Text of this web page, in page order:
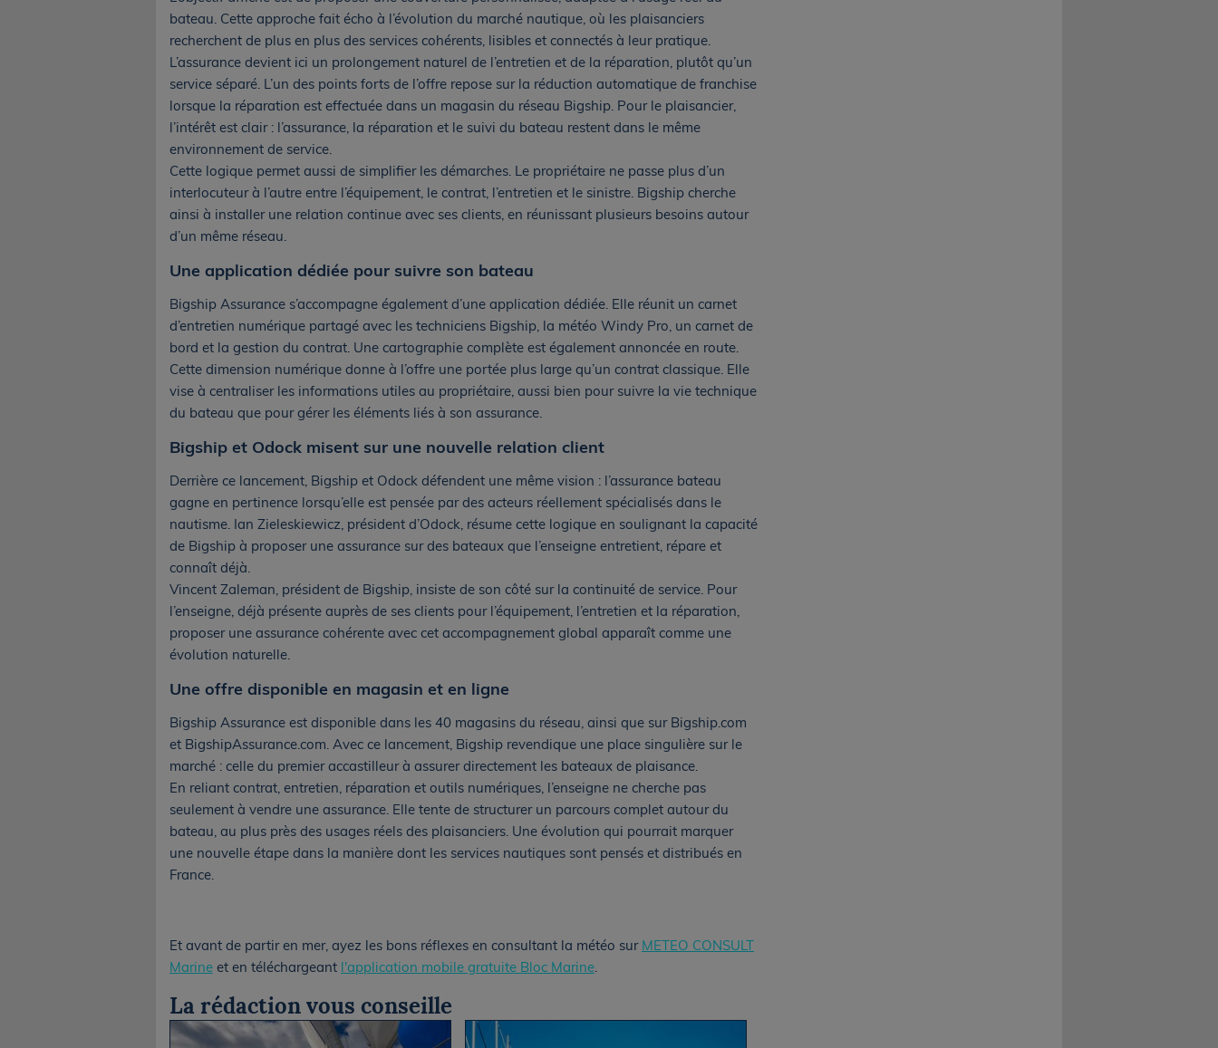
bateau. Cette approche fait écho à l’évolution du marché nautique, où les plaisanciers
recherchent de plus en plus des services cohérents, lisibles et connectés à leur pratique.
L’assurance devient ici un prolongement naturel de l’entretien et de la réparation, plutôt qu’un
service séparé. L’un des points forts de l’offre repose sur la réduction automatique de franchise
lorsque la réparation est effectuée dans un magasin du réseau Bigship. Pour le plaisancier,
l’intérêt est clair : l’assurance, la réparation et le suivi du bateau restent dans le même
environnement de service.
Cette logique permet aussi de simplifier les démarches. Le propriétaire ne passe plus d’un
interlocuteur à l’autre entre l’équipement, le contrat, l’entretien et le sinistre. Bigship cherche
ainsi à installer une relation continue avec ses clients, en réunissant plusieurs besoins autour
d’un même réseau.
Une application dédiée pour suivre son bateau
Bigship Assurance s’accompagne également d’une application dédiée. Elle réunit un carnet
d’entretien numérique partagé avec les techniciens Bigship, la météo Windy Pro, un carnet de
bord et la gestion du contrat. Une cartographie complète est également annoncée en route.
Cette dimension numérique donne à l’offre une portée plus large qu’un contrat classique. Elle
vise à centraliser les informations utiles au propriétaire, aussi bien pour suivre la vie technique
du bateau que pour gérer les éléments liés à son assurance.
Bigship et Odock misent sur une nouvelle relation client
Derrière ce lancement, Bigship et Odock défendent une même vision : l’assurance bateau
gagne en pertinence lorsqu’elle est pensée par des acteurs réellement spécialisés dans le
nautisme. Ian Zieleskiewicz, président d’Odock, résume cette logique en soulignant la capacité
de Bigship à proposer une assurance sur des bateaux que l’enseigne entretient, répare et
connaît déjà.
Vincent Zaleman, président de Bigship, insiste de son côté sur la continuité de service. Pour
l’enseigne, déjà présente auprès de ses clients pour l’équipement, l’entretien et la réparation,
proposer une assurance cohérente avec cet accompagnement global apparaît comme une
évolution naturelle.
Une offre disponible en magasin et en ligne
Bigship Assurance est disponible dans les 40 magasins du réseau, ainsi que sur Bigship.com
et BigshipAssurance.com. Avec ce lancement, Bigship revendique une place singulière sur le
marché : celle du premier accastilleur à assurer directement les bateaux de plaisance.
En reliant contrat, entretien, réparation et outils numériques, l’enseigne ne cherche pas
seulement à vendre une assurance. Elle tente de structurer un parcours complet autour du
bateau, au plus près des usages réels des plaisanciers. Une évolution qui pourrait marquer
une nouvelle étape dans la manière dont les services nautiques sont pensés et distribués en
France.
Et avant de partir en mer, ayez les bons réflexes en consultant la météo sur METEO CONSULT
Marine et en téléchargeant l'application mobile gratuite Bloc Marine.
La rédaction vous conseille